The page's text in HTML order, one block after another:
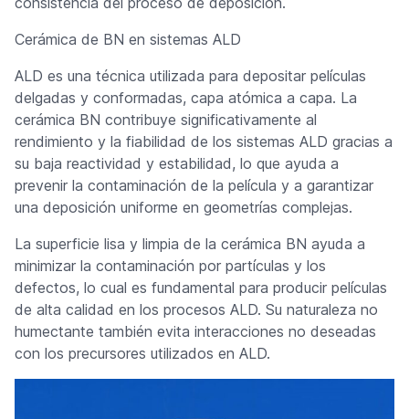
Cerámica de BN en sistemas ALD
ALD es una técnica utilizada para depositar películas
delgadas y conformadas, capa atómica a capa. La
cerámica BN contribuye significativamente al
rendimiento y la fiabilidad de los sistemas ALD gracias a
su baja reactividad y estabilidad, lo que ayuda a
prevenir la contaminación de la película y a garantizar
una deposición uniforme en geometrías complejas.
La superficie lisa y limpia de la cerámica BN ayuda a
minimizar la contaminación por partículas y los
defectos, lo cual es fundamental para producir películas
de alta calidad en los procesos ALD. Su naturaleza no
humectante también evita interacciones no deseadas
con los precursores utilizados en ALD.